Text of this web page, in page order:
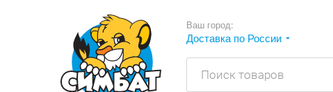
Ваш город:
Доставка по России